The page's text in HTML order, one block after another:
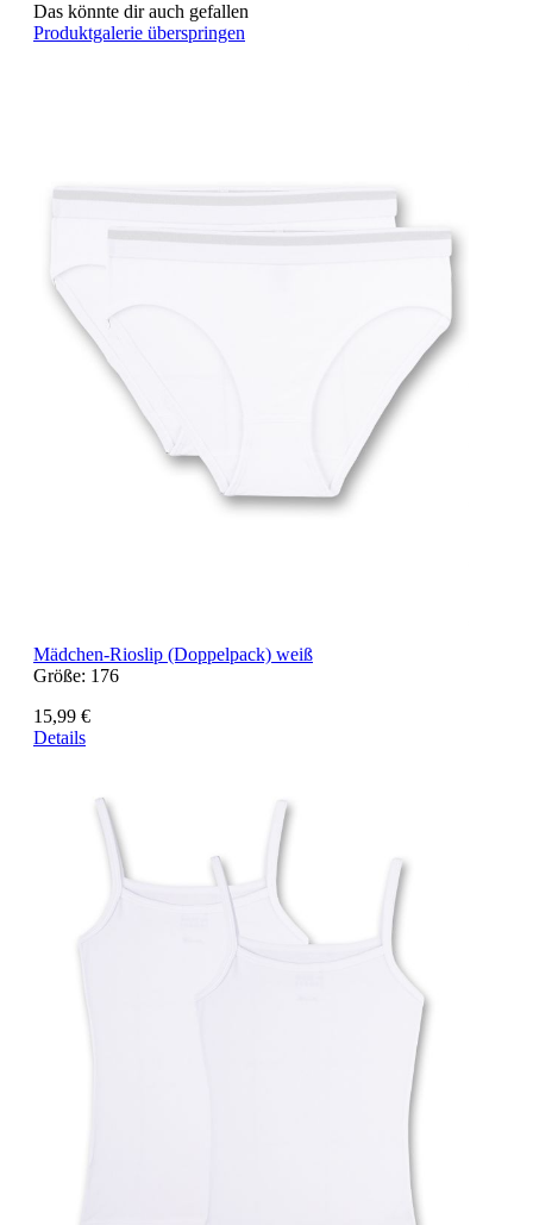
Das könnte dir auch gefallen
Produktgalerie überspringen
Mädchen-Rioslip (Doppelpack) weiß
Größe: 176
15,99 €
Details